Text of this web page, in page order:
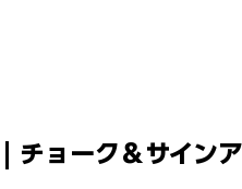
ーク＆サインア